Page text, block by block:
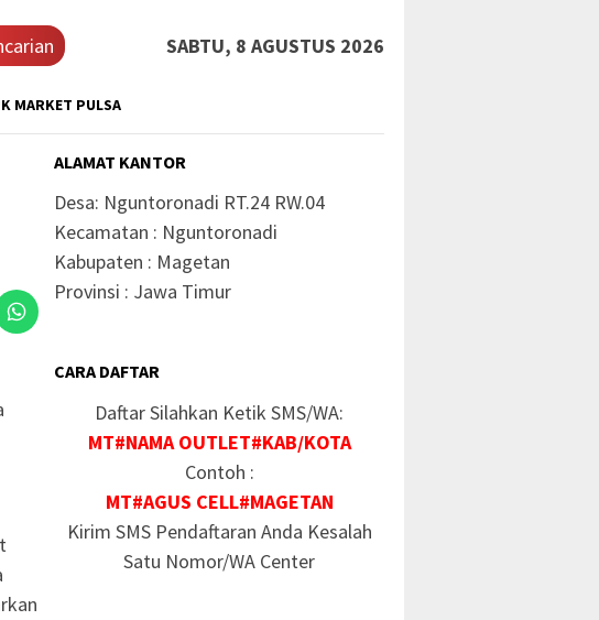
SABTU, 8 AGUSTUS 2026
MARKET PULSA
ALAMAT KANTOR
Desa: Nguntoronadi RT.24 RW.04
Kecamatan : Nguntoronadi
Kabupaten : Magetan
Provinsi : Jawa Timur
CARA DAFTAR
Daftar Silahkan Ketik SMS/WA:
MT#NAMA OUTLET#KAB/KOTA
Contoh :
MT#AGUS CELL#MAGETAN
Kirim SMS Pendaftaran Anda Kesalah
Satu Nomor/WA Center